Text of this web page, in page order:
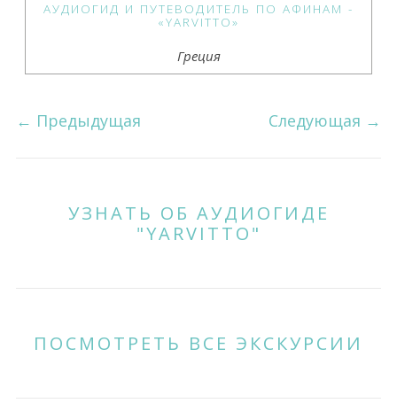
АУДИОГИД И ПУТЕВОДИТЕЛЬ ПО АФИНАМ -
«YARVITTO»
Греция
← Предыдущая Следующая →
УЗНАТЬ ОБ АУДИОГИДЕ
"YARVITTO"
ПОСМОТРЕТЬ ВСЕ ЭКСКУРСИИ